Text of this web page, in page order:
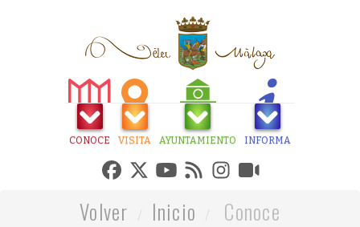
CONOCE VISITA AYUNTAMIENTO INFORMA
Volver Inicio
Conoce